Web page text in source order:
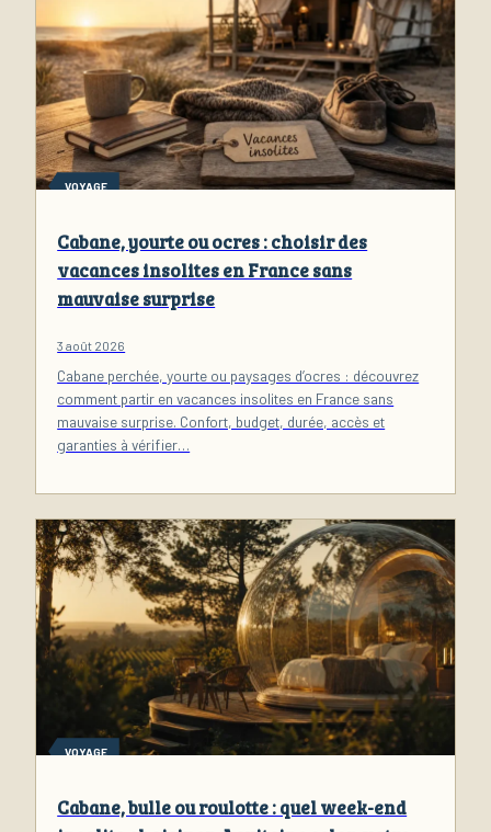
VOYAGE
Cabane, yourte ou ocres : choisir des
vacances insolites en France sans
mauvaise surprise
3 août 2026
Cabane perchée, yourte ou paysages d’ocres : découvrez
comment partir en vacances insolites en France sans
mauvaise surprise. Confort, budget, durée, accès et
garanties à vérifier…
VOYAGE
Cabane, bulle ou roulotte : quel week-end